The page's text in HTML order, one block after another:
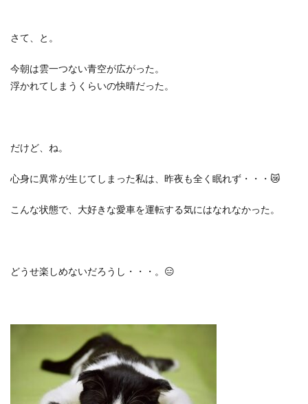
さて、と。
今朝は雲一つない青空が広がった。
浮かれてしまうくらいの快晴だった。
だけど、ね。
心身に異常が生じてしまった私は、昨夜も全く眠れず・・・ 😿
こんな状態で、大好きな愛車を運転する気にはなれなかった。
どうせ楽しめないだろうし・・・。 😑